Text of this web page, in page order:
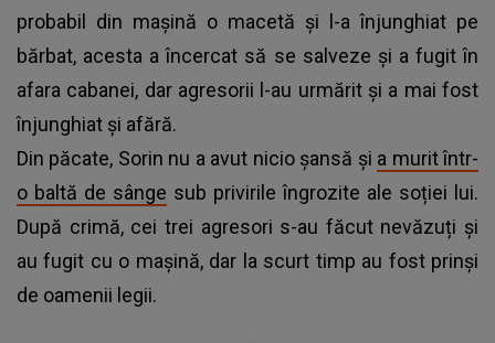
probabil din mașină o macetă și l-a înjunghiat pe
bărbat, acesta a încercat să se salveze și a fugit în
afara cabanei, dar agresorii l-au urmărit și a mai fost
înjunghiat și afără.
Din păcate, Sorin nu a avut nicio șansă și a murit într-
o baltă de sânge sub privirile îngrozite ale soției lui.
După crimă, cei trei agresori s-au făcut nevăzuți și
au fugit cu o mașină, dar la scurt timp au fost prinși
de oamenii legii.